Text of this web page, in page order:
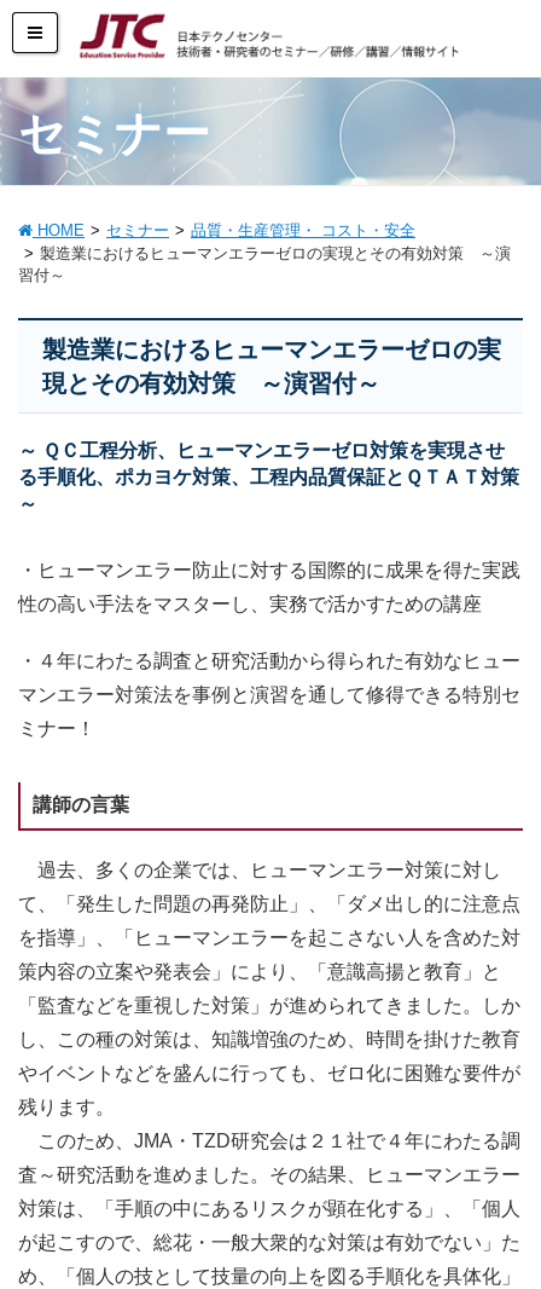
セミナー
HOME セミナー
品質・生産管理・ コスト・安全
製造業におけるヒューマンエラーゼロの実現とその有効対策 ～演
習付～
製造業におけるヒューマンエラーゼロの実
現とその有効対策 ～演習付～
～ ＱＣ工程分析、ヒューマンエラーゼロ対策を実現させ
る手順化、ポカヨケ対策、工程内品質保証とＱＴＡＴ対策
～
・ヒューマンエラー防止に対する国際的に成果を得た実践
性の高い手法をマスターし、実務で活かすための講座
・４年にわたる調査と研究活動から得られた有効なヒュー
マンエラー対策法を事例と演習を通して修得できる特別セ
ミナー！
講師の言葉
過去、多くの企業では、ヒューマンエラー対策に対し
て、「発生した問題の再発防止」、「ダメ出し的に注意点
を指導」、「ヒューマンエラーを起こさない人を含めた対
策内容の立案や発表会」により、「意識高揚と教育」と
「監査などを重視した対策」が進められてきました。しか
し、この種の対策は、知識増強のため、時間を掛けた教育
やイベントなどを盛んに行っても、ゼロ化に困難な要件が
残ります。
このため、JMA・TZD研究会は２１社で４年にわたる調
査～研究活動を進めました。その結果、ヒューマンエラー
対策は、「手順の中にあるリスクが顕在化する」、「個人
が起こすので、総花・一般大衆的な対策は有効でない」た
め、「個人の技として技量の向上を図る手順化を具体化」